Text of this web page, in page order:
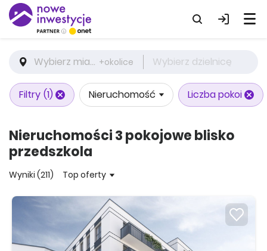
Wybierz miasto +okolice Wybierz dzielnicę
Filtry (1) Nieruchomość Liczba pokoi
Nieruchomości 3 pokojowe blisko
przedszkola
Wyniki (211) Top oferty